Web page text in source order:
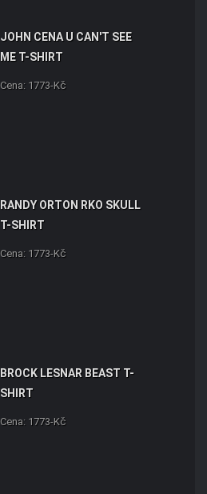
JOHN CENA U CAN'T SEE
ME T-SHIRT
Cena: 1773-Kč
RANDY ORTON RKO SKULL
T-SHIRT
Cena: 1773-Kč
BROCK LESNAR BEAST T-
SHIRT
Cena: 1773-Kč